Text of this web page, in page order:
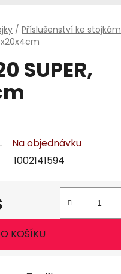
/ Příslušenství ke stojkám
SUPER,
Na objednávku
1002141594
KOŠÍKU